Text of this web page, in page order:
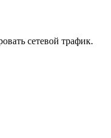
сетевой трафик.